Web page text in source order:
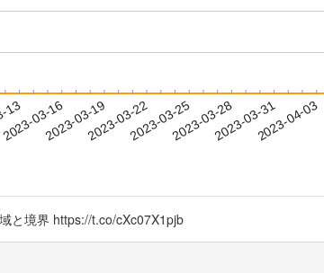
2023-03-162023-03-192023-03-222023-03-252023-03-282023-03-312023-04-03
と境界 https://t.co/cXc07X1pjb